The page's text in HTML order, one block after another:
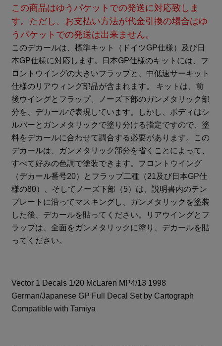
この商品はゆうパケットでの発送に対応致しま
す。ただし、お支払い方法が代金引換の場合はゆ
うパケットでの発送は出来ません。
このデカールは、標準キット（ドイツGP仕様）及び日
本GP仕様に対応します。日本GP仕様のキットには、フ
ロントウイングの大きいフラップと、中低速サーキット
仕様のリアウィング部品が含まれます。 キットは、前
後ウイングとフラップ、ノーズ下部のガンメタリック部
分を、デカールで表現しています。しかし、ボディはシ
ルバーとガンメタリックで塗り分ける指定ですので、塗
料をデカールに合わせて調合する必要があります。この
デカールは、ガンメタリック部分を省くことによって、
すべて好みの色調で塗装できます。フロントウイング
（デカール番号20）とフラップ二種（21及び日本GP仕
様の80）、そしてノーズ下部（5）は、説明書内のテン
プレートに沿ってマスキングし、ガンメタリックを塗装
した後、デカールを貼ってください。リアウイングとフ
ラップは、全面をガンメタリックに塗り、デカールを貼
ってください。
Vector 1 Decals 1/20 McLaren MP4/13 1998
German/Japanese GP Full Decal Set by Cartograph
Compatible with Tamiya